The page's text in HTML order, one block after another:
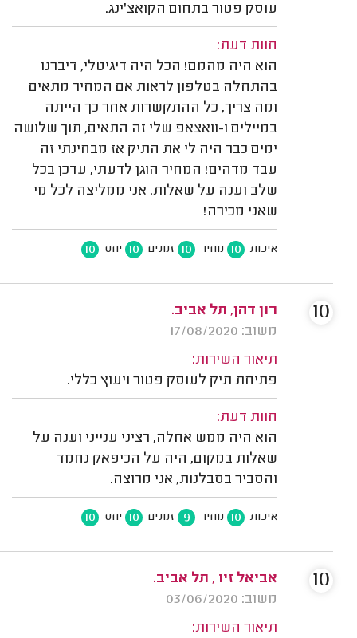
עוסק פטור בתחום הקואצ'ינג.
חוות דעת:
הוא היה מהמם! הכל היה דיגיטלי, דיברנו
בהתחלה בטלפון לראות אם המחיר מתאים
ומה צריך, כל ההתקשרות אחר כך הייתה
במיילים ו-וואצאפ שלי זה התאים, תוך שלושה
ימים כבר היה לי את התיק אז מבחינתי זה
עבד מדהים! המחיר הוגן לדעתי, עדכן בכל
שלב וענה על שאלות. אני ממליצה לכל מי
שאני מכירה!
איכות 10 מחיר 10 זמנים 10 יחס 10
רון דהן, תל אביב.
משוב: 17/08/2020
תיאור השירות:
פתיחת תיק לעוסק פטור ויעוץ כללי.
חוות דעת:
הוא היה ממש אחלה, רציני ענייני וענה על
שאלות במקום, היה על הכיפאק נחמד
והסביר בסבלנות, אני מרוצה.
איכות 10 מחיר 9 זמנים 10 יחס 10
10
אביאל זיו , תל אביב.
משוב: 03/06/2020
תיאור השירות:
10